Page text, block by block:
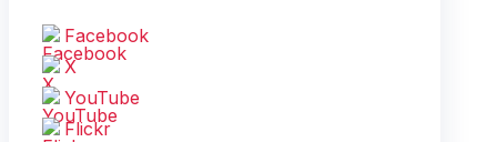
Facebook
X
YouTube
Flickr